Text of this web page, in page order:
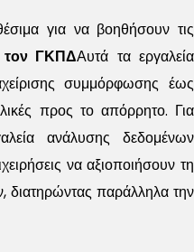
για να βοηθήσουν τις
ΓΚΠΔΑυτά τα εργαλεία
συμμόρφωσης έως
προς το απόρρητο. Για
ανάλυσης δεδομένων
να αξιοποιήσουν τη
παράλληλα την